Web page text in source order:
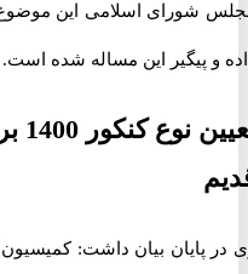
اسلامی این موضوع را
پیگیر این مساله شده است.
تعیین
پایان بیان داشت: کمیسیون